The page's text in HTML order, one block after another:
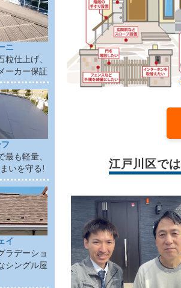
ニ
粒仕上げ、
ーカー保証
最も軽量、
いを守る!
イ
ラデーショ
シングル屋
江戸川区では